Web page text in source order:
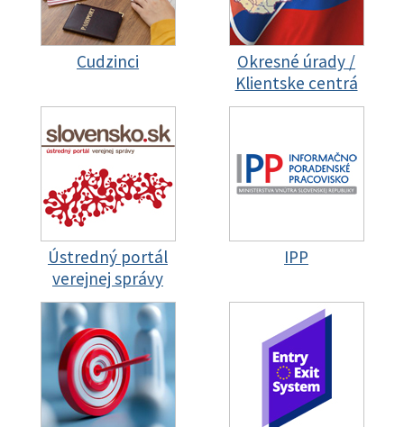
Cudzinci
Okresné úrady /
Klientske centrá
Ústredný portál
verejnej správy
IPP